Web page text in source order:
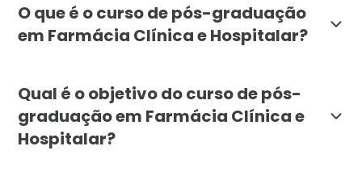
O que é o curso de pós-graduação
em Farmácia Clínica e Hospitalar?
Qual é o objetivo do curso de pós-
graduação em Farmácia Clínica e
Hospitalar?